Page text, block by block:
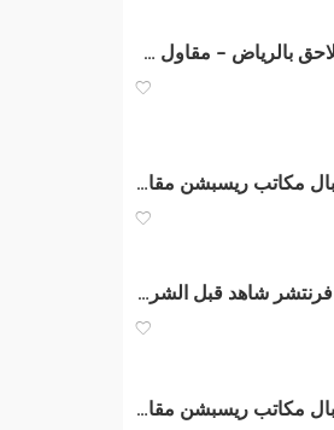
بناء فلل وملاحق بالرياض – مقاول معتمد بالرياض | 0551033861
كاونتر استقبال مكاتب ريسبشن مقاسات كبيره وصغيره الحجم من مهنا فرنتشر
اوفيس وود فرنتشر شاهد قبل الشراء خصومات نقدية على الاثاث المكتبي راقى
كاونتر استقبال مكاتب ريسبشن مقاسات كبيره وصغيره الحجم من مهنا فرنتشر